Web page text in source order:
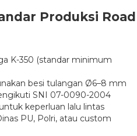
Produksi Road
K-350 (standar minimum
besi tulangan Ø6–8 mm
SNI 07-0090-2004
keperluan lalu lintas
PU, Polri, atau custom